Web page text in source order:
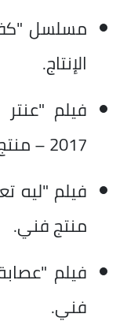
الإنتاج.
فيلم
2017 – منتج فني.
منتج فني.
فني.